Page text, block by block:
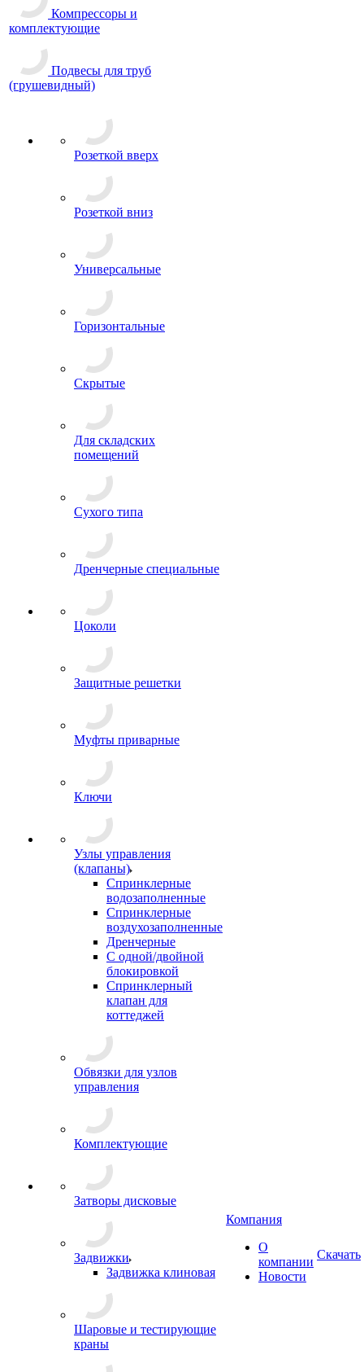
Компрессоры и
комплектующие
Подвесы для труб
(грушевидный)
Розеткой вверх
Розеткой вниз
Универсальные
Горизонтальные
Скрытые
Для складских
помещений
Сухого типа
Дренчерные специальные
Цоколи
Защитные решетки
Муфты приварные
Ключи
Узлы управления
(клапаны)
Спринклерные
водозаполненные
Спринклерные
воздухозаполненные
Дренчерные
С одной/двойной
блокировкой
Спринклерный
клапан для
коттеджей
Обвязки для узлов
управления
Комплектующие
Затворы дисковые
Задвижки
Задвижка клиновая
Шаровые и тестирующие
краны
Компания
О
компании
Новости
Скачать